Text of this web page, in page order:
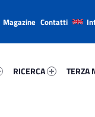
RICERCA
TERZA
Magazine Contatti